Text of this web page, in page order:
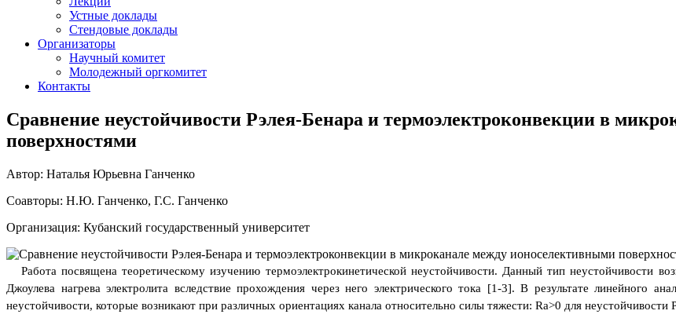
Устные доклады
Стендовые доклады
Организаторы
Научный комитет
Молодежный оргкомитет
Контакты
Сравнение неустойчивости Рэлея-Бенара и термоэлектроконвекции в
поверхностями
Автор: Наталья Юрьевна Ганченко
Соавторы: Н.Ю. Ганченко, Г.С. Ганченко
Организация: Кубанский государственный университет
Работа посвящена теоретическому изучению термоэлектрокинетической неустойчивости. Данный тип неустойчивости
Джоулева нагрева электролита вследствие прохождения через него электрического тока [1-3]. В результате линейного
неустойчивости, которые возникают при различных ориентациях канала относительно силы тяжести: Ra>0 для неустойчивости